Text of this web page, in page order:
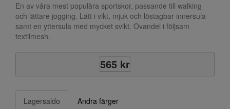
En av våra mest populära sportskor, passande till walking
och lättare jogging. Lätt i vikt, mjuk och löstagbar innersula
samt en yttersula med mycket svikt. Ovandel i följsam
textilmesh.
565 kr
Lagersaldo Andra färger